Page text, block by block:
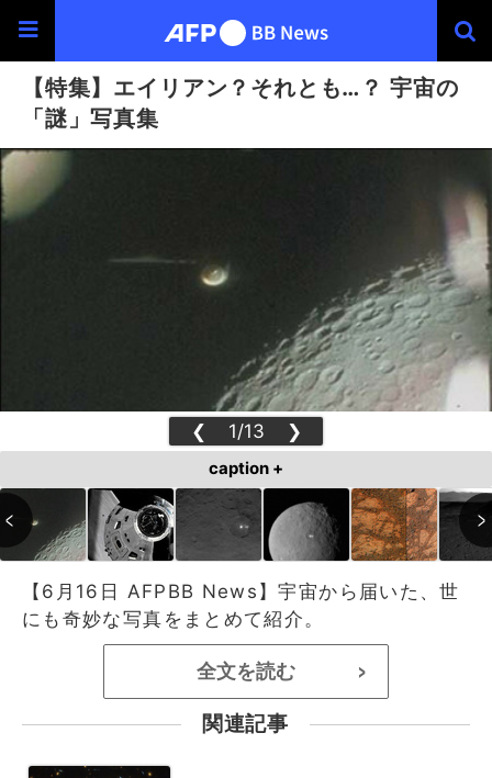
【特集】エイリアン？それとも…？ 宇宙の
「謎」写真集
❮ 1/13 ❯
caption +
【6月16日 AFPBB News】宇宙から届いた、世
にも奇妙な写真をまとめて紹介。
全文を読む >
関連記事